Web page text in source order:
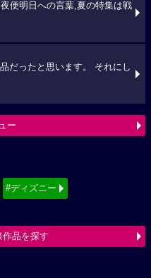
便明日への言葉,夏の特集は戦
だったと思います。 それにし
ー
#ディズニー
作品を探す